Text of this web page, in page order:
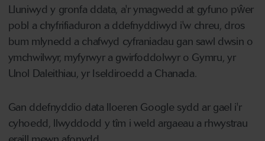
Lluniwyd y gronfa ddata, a'r ymagwedd at gyfuno pŵer
pobl a chyfrifiaduron a ddefnyddiwyd i'w chreu, dros
bum mlynedd a chafwyd cyfraniadau gan sawl dwsin o
ymchwilwyr, myfyrwyr a gwirfoddolwyr o Gymru, yr
Unol Daleithiau, yr Iseldiroedd a Chanada.
Gan ddefnyddio data lloeren Google sydd ar gael i'r
cyhoedd, llwyddodd y tîm i weld argaeau a rhwystrau